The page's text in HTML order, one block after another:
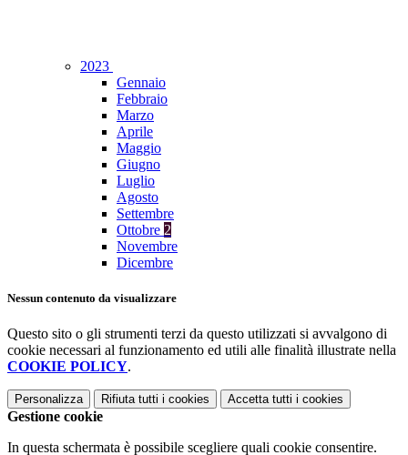
2023
Gennaio
Febbraio
Marzo
Aprile
Maggio
Giugno
Luglio
Agosto
Settembre
Ottobre 2
Novembre
Dicembre
Nessun contenuto da visualizzare
Questo sito o gli strumenti terzi da questo utilizzati si avvalgono di
cookie necessari al funzionamento ed utili alle finalità illustrate nella
COOKIE POLICY.
Personalizza Rifiuta tutti i cookies Accetta tutti i cookies
Gestione cookie
In questa schermata è possibile scegliere quali cookie consentire.